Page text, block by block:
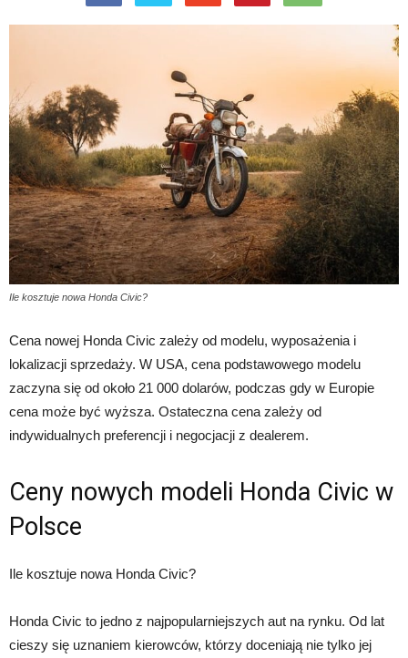
Ile kosztuje nowa Honda Civic?
Cena nowej Honda Civic zależy od modelu, wyposażenia i
lokalizacji sprzedaży. W USA, cena podstawowego modelu
zaczyna się od około 21 000 dolarów, podczas gdy w Europie
cena może być wyższa. Ostateczna cena zależy od
indywidualnych preferencji i negocjacji z dealerem.
Ceny nowych modeli Honda Civic w
Polsce
Ile kosztuje nowa Honda Civic?
Honda Civic to jedno z najpopularniejszych aut na rynku. Od lat
cieszy się uznaniem kierowców, którzy doceniają nie tylko jej